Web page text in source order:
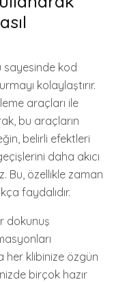
sayesinde kod
kolaylaştırır.
araçları ile
bu araçların
belirli efektleri
daha akıcı
Bu, özellikle zaman
faydalıdır.
dokunuş
her klibinize özgün
birçok hazır